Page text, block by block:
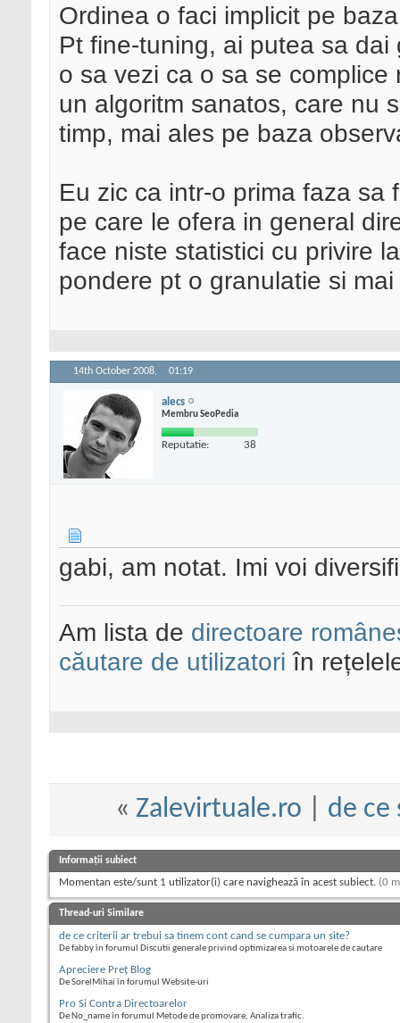
Ordinea o faci implicit pe
Pt fine-tuning, ai putea sa
o sa vezi ca o sa se
un algoritm sanatos, care nu
timp, mai ales pe baza
Eu zic ca intr-o prima faza sa
pe care le ofera in general
face niste statistici cu privire
pondere pt o granulatie si
14th October 2008, 01:19
alecs
Membru SeoPedia
Reputatie: 38
gabi, am notat. Imi voi
Am lista de directoare
căutare de utilizatori în
« Zalevirtuale.ro de ce
Informații subiect
Momentan este/sunt 1 utilizator(i) care navighează în acest subiect. (0
Thread-uri Similare
de ce criterii ar trebui sa tinem cont cand se cumpara un site?
De fabby în forumul Discutii generale privind optimizarea si motoarele de cautare
Apreciere Preţ Blog
De SorelMihai în forumul Website-uri
Pro Si Contra Directoarelor
De No_name în forumul Metode de promovare, Analiza trafic.